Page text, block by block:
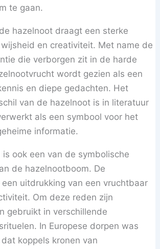
te gaan.
hazelnoot draagt ​​een sterke
en creativiteit. Met name de
die verborgen zit in de harde
wordt gezien als een
en diepe gedachten. Het
van de hazelnoot is in literatuur
als een symbool voor het
informatie.
ook een van de symbolische
de hazelnootboom. De
uitdrukking van een vruchtbaar
Om deze reden zijn
gebruikt in verschillende
In Europese dorpen was
koppels kronen van